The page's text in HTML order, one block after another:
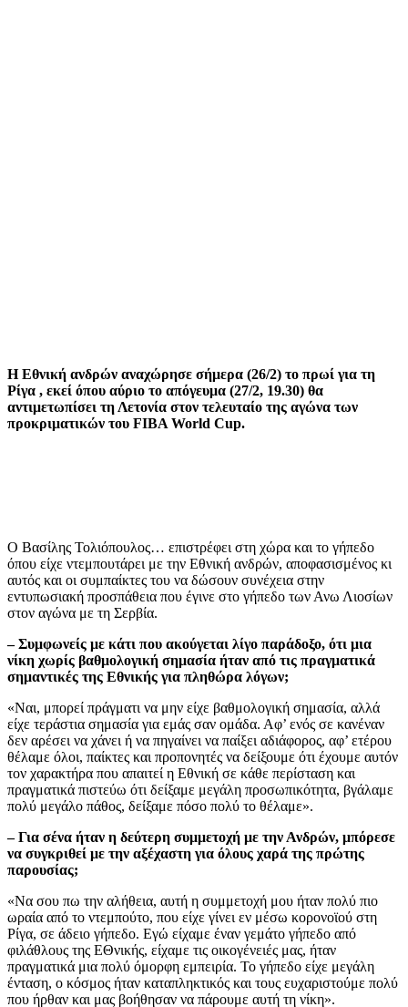
Η Εθνική ανδρών αναχώρησε σήμερα (26/2) το πρωί για τη
Ρίγα , εκεί όπου αύριο το απόγευμα (27/2, 19.30) θα
αντιμετωπίσει τη Λετονία στον τελευταίο της αγώνα των
προκριματικών του FIBA World Cup.
Ο Βασίλης Τολιόπουλος… επιστρέφει στη χώρα και το γήπεδο
όπου είχε ντεμπουτάρει με την Εθνική ανδρών, αποφασισμένος κι
αυτός και οι συμπαίκτες του να δώσουν συνέχεια στην
εντυπωσιακή προσπάθεια που έγινε στο γήπεδο των Ανω Λιοσίων
στον αγώνα με τη Σερβία.
– Συμφωνείς με κάτι που ακούγεται λίγο παράδοξο, ότι μια
νίκη χωρίς βαθμολογική σημασία ήταν από τις πραγματικά
σημαντικές της Εθνικής για πληθώρα λόγων;
«Ναι, μπορεί πράγματι να μην είχε βαθμολογική σημασία, αλλά
είχε τεράστια σημασία για εμάς σαν ομάδα. Αφ’ ενός σε κανέναν
δεν αρέσει να χάνει ή να πηγαίνει να παίξει αδιάφορος, αφ’ ετέρου
θέλαμε όλοι, παίκτες και προπονητές να δείξουμε ότι έχουμε αυτόν
τον χαρακτήρα που απαιτεί η Εθνική σε κάθε περίσταση και
πραγματικά πιστεύω ότι δείξαμε μεγάλη προσωπικότητα, βγάλαμε
πολύ μεγάλο πάθος, δείξαμε πόσο πολύ το θέλαμε».
– Για σένα ήταν η δεύτερη συμμετοχή με την Ανδρών, μπόρεσε
να συγκριθεί με την αξέχαστη για όλους χαρά της πρώτης
παρουσίας;
«Να σου πω την αλήθεια, αυτή η συμμετοχή μου ήταν πολύ πιο
ωραία από το ντεμπούτο, που είχε γίνει εν μέσω κορονοϊού στη
Ρίγα, σε άδειο γήπεδο. Εγώ είχαμε έναν γεμάτο γήπεδο από
φιλάθλους της ΕΘνικής, είχαμε τις οικογένειές μας, ήταν
πραγματικά μια πολύ όμορφη εμπειρία. Το γήπεδο είχε μεγάλη
ένταση, ο κόσμος ήταν καταπληκτικός και τους ευχαριστούμε πολύ
που ήρθαν και μας βοήθησαν να πάρουμε αυτή τη νίκη».